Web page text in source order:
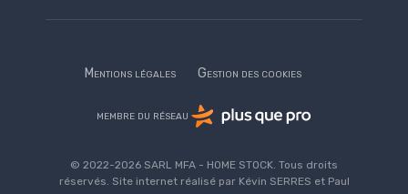
Mentions légales Gestion des cookies
membre du réseau
© 2022-2026 SARL MFA - HOME STOCK. Tous droits
réservés. Site internet réalisé par Kévin SERRES et Paul